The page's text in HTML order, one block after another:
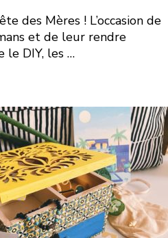
des Mères ! L’occasion de
et de leur rendre
le DIY, les …